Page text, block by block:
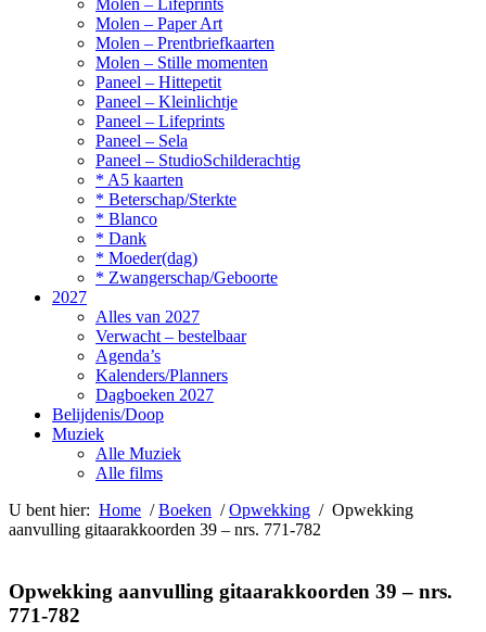
Molen – Lifeprints
Molen – Paper Art
Molen – Prentbriefkaarten
Molen – Stille momenten
Paneel – Hittepetit
Paneel – Kleinlichtje
Paneel – Lifeprints
Paneel – Sela
Paneel – StudioSchilderachtig
* A5 kaarten
* Beterschap/Sterkte
* Blanco
* Dank
* Moeder(dag)
* Zwangerschap/Geboorte
2027
Alles van 2027
Verwacht – bestelbaar
Agenda’s
Kalenders/Planners
Dagboeken 2027
Belijdenis/Doop
Muziek
Alle Muziek
Alle films
U bent hier: Home /Boeken /Opwekking / Opwekking
aanvulling gitaarakkoorden 39 – nrs. 771-782
Opwekking aanvulling gitaarakkoorden 39 – nrs.
771-782